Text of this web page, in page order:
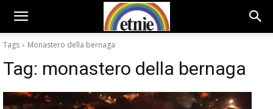
Tags Monastero della bernaga
Tag: monastero della bernaga